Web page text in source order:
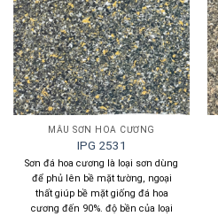
MẪU SƠN HOA CƯƠNG
IPG 2531
Sơn đá hoa cương là loại sơn dùng
để phủ lên bề mặt tường, ngoại
thất giúp bề mặt giống đá hoa
cương đến 90%. độ bền của loại